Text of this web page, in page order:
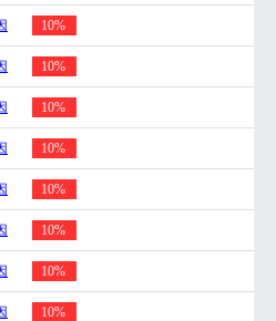
10%
10%
10%
10%
10%
10%
10%
10%